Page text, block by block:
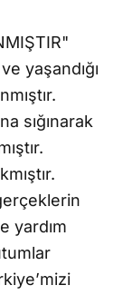
yaşandığı
sığınarak
yardım